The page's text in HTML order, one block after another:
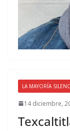
LA MAYORÍA
14 diciembre,